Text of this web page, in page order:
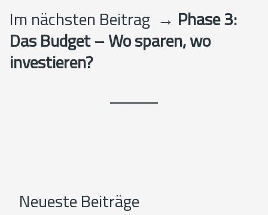
Im nächsten Beitrag → Phase 3:
Das Budget – Wo sparen, wo
investieren?
Neueste Beiträge